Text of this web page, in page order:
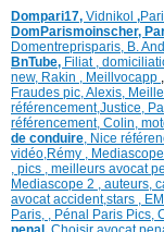
Dompari17, Vidnikol ,
DomParismoinscher,
Domentreprisparis, B.
BnTube, Filiat,
new, Rakin , Meillvocapp ,
Fraudes pic,Alexis,
référencement,Justice,
référencement, Colin,
de conduire, Nice
vidéo,Rémy ,
, pics , meilleurs avocat
Mediascope 2 , auteurs,
avocat accident,stars ,
Paris, , Pénal Paris Pics,